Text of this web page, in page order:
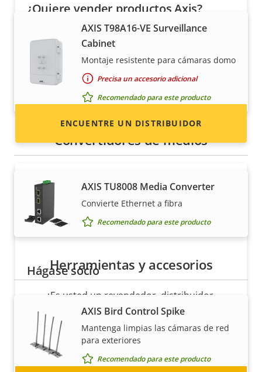
AXIS T98A16-VE Surveillance
Cabinet
Montaje resistente para cámaras domo
Precisa un accesorio adicional
Recomendado para este producto
Convertidores de medios
AXIS TU8008 Media Converter
Convierte Ethernet a fibra
Recomendado para este producto
Herramientas y accesorios
AXIS Bird Control Spike
Mantenga limpias las cámaras de red
para exteriores
Recomendado para este producto
¿Quiere vender productos Axis?
¿Está interesado en convertirse en
revendedor? Encuentre información de
contacto de distribuidores de productos y
sistemas Axis.
ENCUENTRE UN DISTRIBUIDOR
Hágase socio
¿Es usted un revendedor, distribuidor,
integrador de sistemas o instalador? Tenemos
socios en casi todos los países del mundo.
¡Descubra cómo convertirse en uno de ellos!